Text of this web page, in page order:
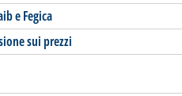
e Fegica
sui prezzi